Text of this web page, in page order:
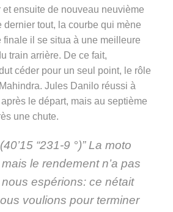
et ensuite de nouveau neuvième
dernier tout, la courbe qui mène
finale il se situa à une meilleure
train arrière. De ce fait,
céder pour un seul point, le rôle
Jules Danilo réussi à
le départ, mais au septième
une chute.
“231-9 °)” La moto
le rendement n’a pas
espérions: ce nétait
voulions pour terminer